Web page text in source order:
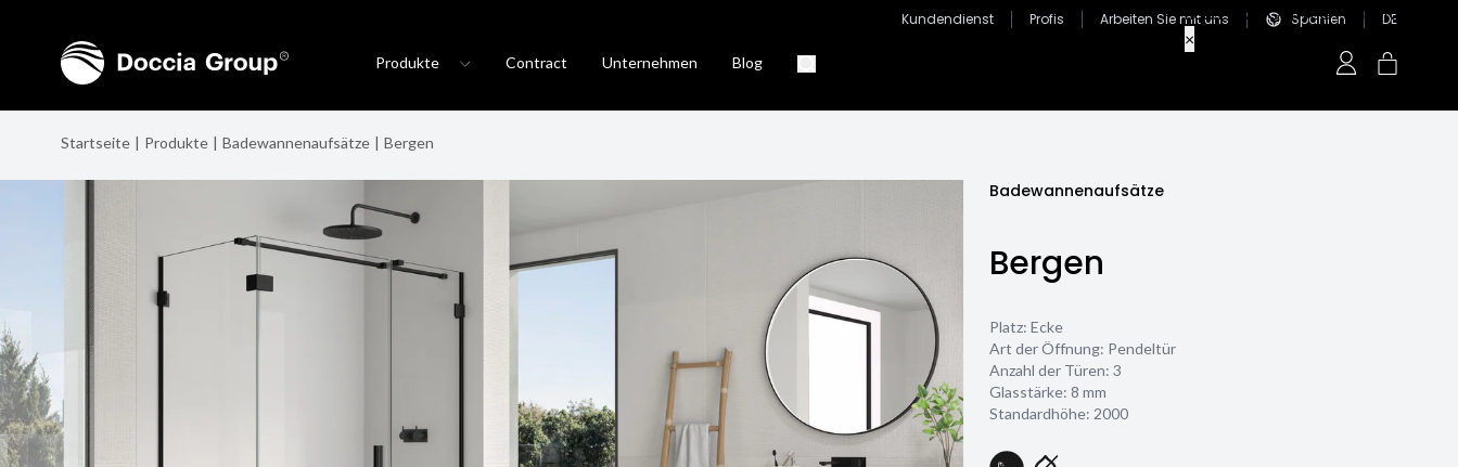
Kundendienst Profis Arbeiten Sie mit uns Spanien DE
Produkte Contract Unternehmen Blog
Startseite Produkte Badewannenaufsätze Bergen
Badewannenaufsätze
Bergen
Platz: Ecke
Art der Öffnung: Pendeltür
Anzahl der Türen: 3
Glasstärke: 8 mm
Standardhöhe: 2000